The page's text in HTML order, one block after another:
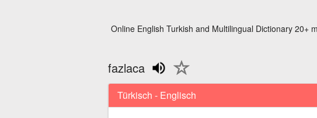
Online English Turkish and Multilingual Dictionary 20+
fazlaca
Türkisch - Englisch